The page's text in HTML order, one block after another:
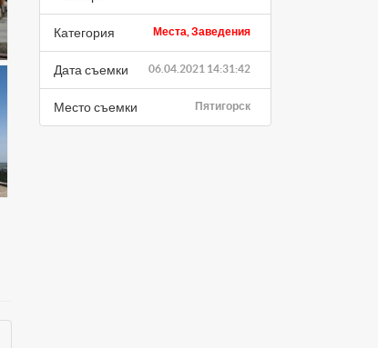
Места, Заведения
Категория
06.04.2021 14:31:42
Дата съемки
Пятигорск
Место съемки